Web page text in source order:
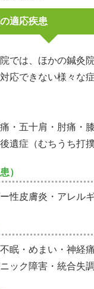
適応疾患
では、ほかの鍼灸
応できない様々な
・五十肩・肘痛・
遺症（むちうち打
）
性皮膚炎・アレル
眠・めまい・神経
ック障害・統合失